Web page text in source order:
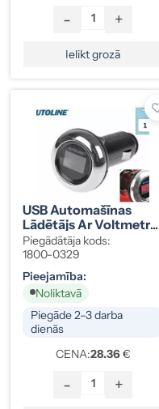
- +
Ielikt grozā
USB Automašīnas
Lādētājs Ar Voltmetru
2xUSB 12/24V, 3,1A
Piegādātāja kods:
1800-0329
Pieejamība:
Noliktavā
Piegāde 2–3 darba
dienās
CENA:28.36€
- +